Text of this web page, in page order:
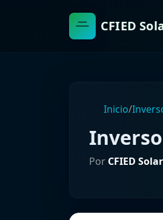
CFIED
Inicio/
Por CFIED